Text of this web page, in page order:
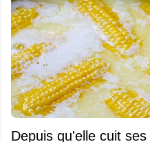
Depuis qu'elle cuit